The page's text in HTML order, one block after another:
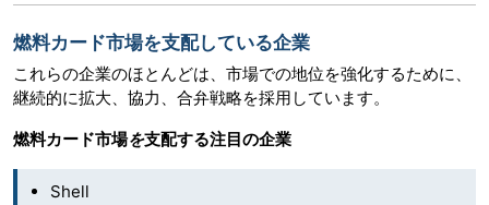
燃料カード市場を支配している企業
これらの企業のほとんどは、市場での地位を強化するために、
継続的に拡大、協力、合弁戦略を採用しています。
燃料カード市場を支配する注目の企業
Shell